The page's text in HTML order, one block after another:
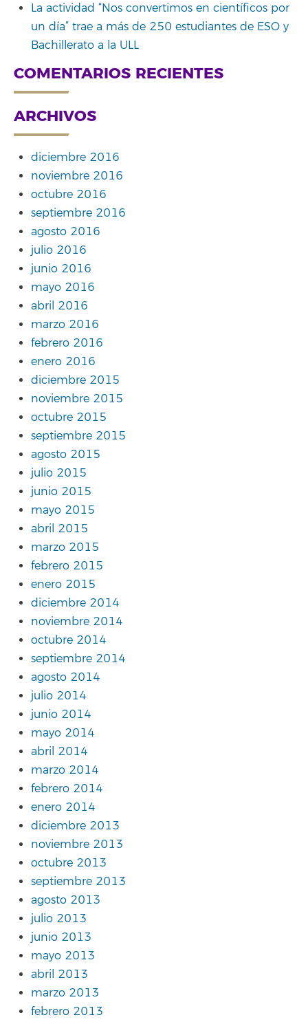
La actividad “Nos convertimos en científicos por
un día” trae a más de 250 estudiantes de ESO y
Bachillerato a la ULL
COMENTARIOS RECIENTES
ARCHIVOS
diciembre 2016
noviembre 2016
octubre 2016
septiembre 2016
agosto 2016
julio 2016
junio 2016
mayo 2016
abril 2016
marzo 2016
febrero 2016
enero 2016
diciembre 2015
noviembre 2015
octubre 2015
septiembre 2015
agosto 2015
julio 2015
junio 2015
mayo 2015
abril 2015
marzo 2015
febrero 2015
enero 2015
diciembre 2014
noviembre 2014
octubre 2014
septiembre 2014
agosto 2014
julio 2014
junio 2014
mayo 2014
abril 2014
marzo 2014
febrero 2014
enero 2014
diciembre 2013
noviembre 2013
octubre 2013
septiembre 2013
agosto 2013
julio 2013
junio 2013
mayo 2013
abril 2013
marzo 2013
febrero 2013